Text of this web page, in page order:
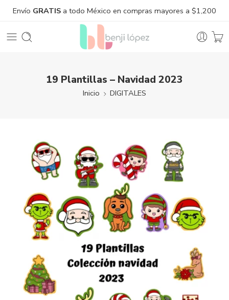
Envío GRATIS a todo México en compras mayores a $1,200
19 Plantillas – Navidad 2023
Inicio DIGITALES